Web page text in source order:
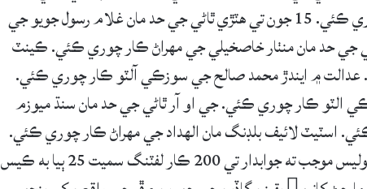
ساڳئي ٿاڻي جي حد مان ڪرولا ڪار چوري ڪئي. 15 جون تي هٽڙي ٿاڻي جي حد مان غلام رسول جويو جي
جي حد مان منٺار خاصخيلي جي مهراڻ ڪار چوري ڪئي. ڪينٽ
چوري ڪيون. عدالت ۾ ايندڙ محمد صالح جي سوزڪي آلٽو ڪار چوري ڪئي.
الٽو ڪار چوري ڪئي. جي او آر ٿاڻي جي حد مان سنڌ ميوزم
اسٽيٽ لائيف بلڊنگ مان الهداد جي مهراڻ ڪار چوري ڪئي.
نسيم نگر مان 3 ڪارون چوري ڪيون. پوليس موجب ته جوابدار تي 200 ڪار لفٽنگ سميت 25 ٻيا به ڪيس